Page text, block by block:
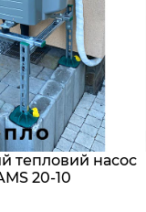
тепловий насос
20-10